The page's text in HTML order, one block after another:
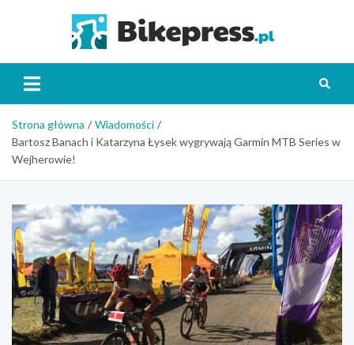
Strona główna
Wiadomości
Bartosz Banach i Katarzyna Łysek wygrywają Garmin MTB Series w
Wejherowie!